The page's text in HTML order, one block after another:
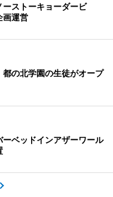
ストーキョーダービ
運営
の北学園の生徒がオープ
ベッドインアザーワール